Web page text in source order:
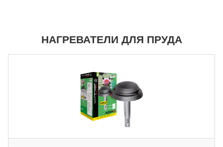
НАГРЕВАТЕЛИ ДЛЯ ПРУДА